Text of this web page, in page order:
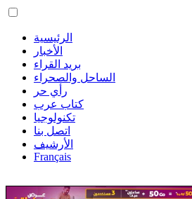
الرئيسية
الأخبار
بريد القراء
الساحل والصحراء
رأي حر
كتاب عرب
تكنولوجيا
اتصل بنا
الأرشيف
Français